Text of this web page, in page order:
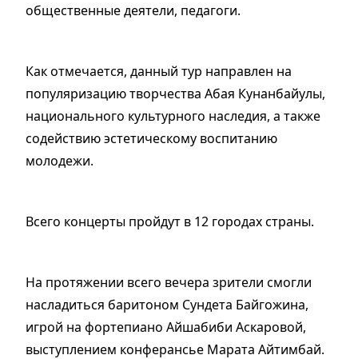
общественные деятели, педагоги.
Как отмечается, данный тур направлен на
популяризацию творчества Абая Кунанбайулы,
национального культурного наследия, а также
содействию эстетическому воспитанию
молодежи.
Всего концерты пройдут в 12 городах страны.
На протяжении всего вечера зрители смогли
насладиться баритоном Сундета Байгожина,
игрой на фортепиано Айшабиби Аскаровой,
выступлением конферансье Марата Айтимбай.